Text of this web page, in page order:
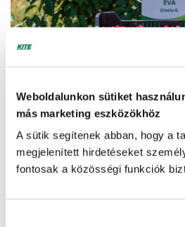
Weboldalunkon sütiket
más marketing eszközökhöz
A sütik segítenek abban, hogy a
megjelenített hirdetéseket
fontosak a közösségi funkciók